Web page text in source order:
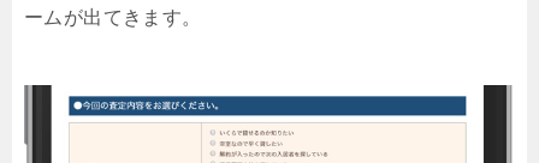
ームが出てきます。